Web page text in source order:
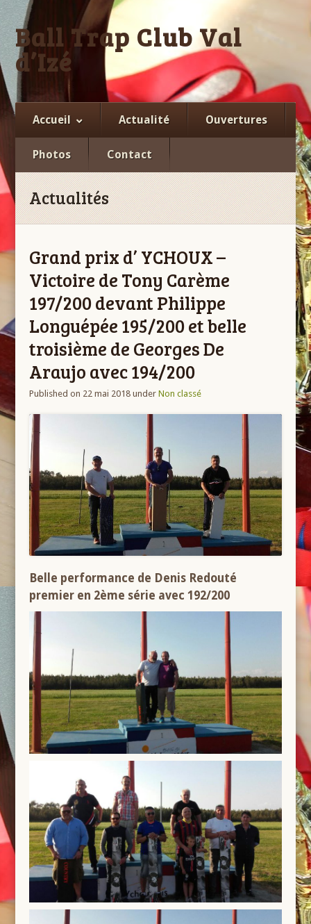
Ball Trap Club Val
d’Izé
Facebook
Accueil Actualité Ouvertures
Photos Contact
Actualités
Grand prix d’ YCHOUX –
Victoire de Tony Carème
197/200 devant Philippe
Longuépée 195/200 et belle
troisième de Georges De
Araujo avec 194/200
Published on 22 mai 2018 underNon classé
Belle performance de Denis Redouté
premier en 2ème série avec 192/200